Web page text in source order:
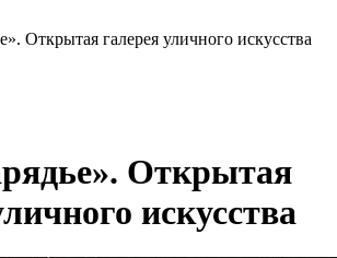
Открытая галерея уличного искусства
Открытая
искусства